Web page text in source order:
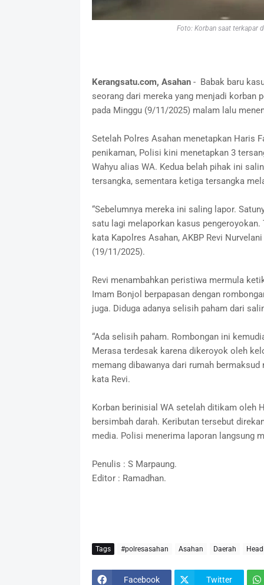
Foto: Korban saat terkapar
Kerangsatu.com, Asahan- Babak baru
seorang dari mereka yang menjadi korban
pada Minggu (9/11/2025) malam lalu
Setelah Polres Asahan menetapkan Haris
penikaman, Polisi kini menetapkan 3
Wahyu alias WA. Kedua belah pihak ini
tersangka, sementara ketiga tersangka
“Sebelumnya mereka ini saling lapor.
satu lagi melaporkan kasus
kata Kapolres Asahan, AKBP Revi
(19/11/2025).
Revi menambahkan peristiwa mermula
Imam Bonjol berpapasan dengan
juga. Diduga adanya selisih paham dari
“Ada selisih paham. Rombongan ini
Merasa terdesak karena dikeroyok oleh
memang dibawanya dari rumah
kata Revi.
Korban berinisial WA setelah ditikam oleh
bersimbah darah. Keributan tersebut
media. Polisi menerima laporan langsung
Penulis : S Marpaung.
Editor : Ramadhan.
Tags #polresasahan Asahan Daerah
Facebook Twitter